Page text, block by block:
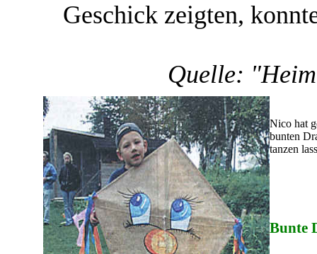
Geschick zeigten,
Quelle:
Nico hat
bunten
tanzen
Bunte